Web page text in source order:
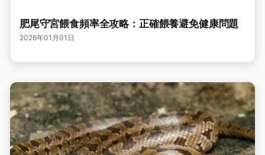
肥尾守宮餵食頻率全攻略：正確餵養避免健康問題
2026年01月01日